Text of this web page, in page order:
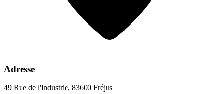
Adresse
49 Rue de l'Industrie, 83600 Fréjus